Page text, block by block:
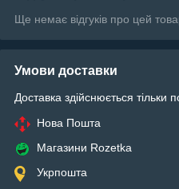
Ще немає відгуків про цей
Умови доставки
Доставка здійснюється тільки
Нова Пошта
Магазини Rozetka
Укрпошта